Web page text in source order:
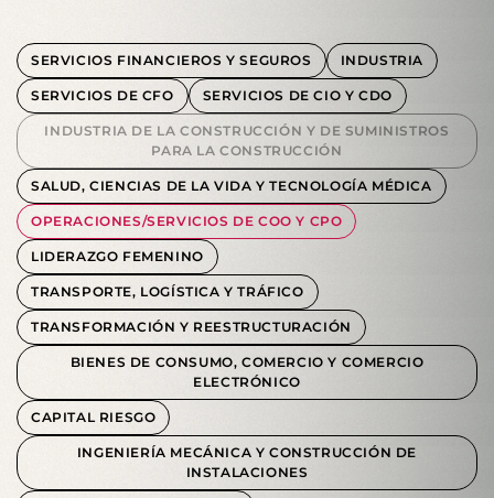
SERVICIOS FINANCIEROS Y SEGUROS INDUSTRIA
SERVICIOS DE CFO SERVICIOS DE CIO Y CDO
INDUSTRIA DE LA CONSTRUCCIÓN Y DE SUMINISTROS
PARA LA CONSTRUCCIÓN
SALUD, CIENCIAS DE LA VIDA Y TECNOLOGÍA MÉDICA
OPERACIONES/SERVICIOS DE COO Y CPO
LIDERAZGO FEMENINO
TRANSPORTE, LOGÍSTICA Y TRÁFICO
TRANSFORMACIÓN Y REESTRUCTURACIÓN
BIENES DE CONSUMO, COMERCIO Y COMERCIO
ELECTRÓNICO
CAPITAL RIESGO
INGENIERÍA MECÁNICA Y CONSTRUCCIÓN DE
INSTALACIONES